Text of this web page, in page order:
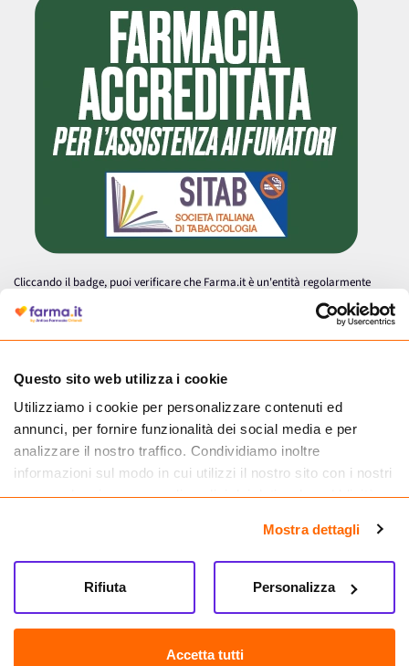
Questo sito web utilizza i cookie
Utilizziamo i cookie per personalizzare contenuti ed
annunci, per fornire funzionalità dei social media e per
analizzare il nostro traffico. Condividiamo inoltre
informazioni sul modo in cui utilizzi il nostro sito con i nostri
partner che si occupano di analisi dei dati web, pubblicità e
informazioni che hai fornito loro o che hanno raccolto dal
tuo utilizzo dei loro servizi.
Mostra dettagli
Accetta tutti
Personalizza
Rifiuta
Cliccando il badge, puoi verificare che Farma.it è un'entità regolarmente
autorizzata dal Ministero della Salute a effettuare la vendita online di
medicinali.
Farma.it S.a.s. P. IVA 07417261216 REA: NA-884088
CREDITS
Sede legale Via delle Repubbliche Marinare 128, 80147 Napoli